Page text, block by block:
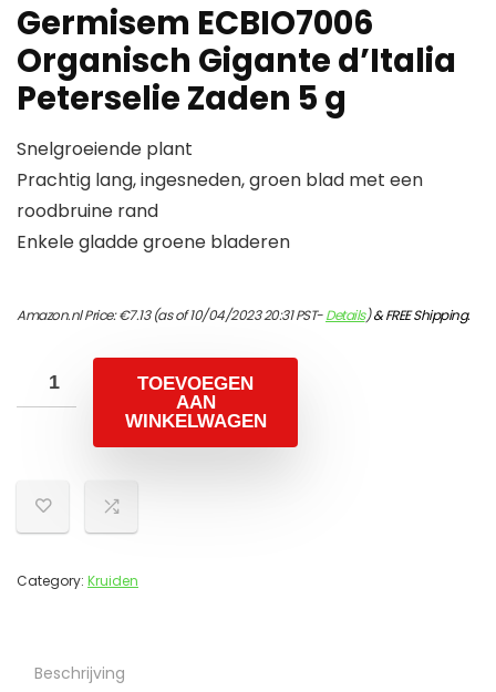
Germisem ECBIO7006
Organisch Gigante d’Italia
Peterselie Zaden 5 g
Snelgroeiende plant
Prachtig lang, ingesneden, groen blad met een
roodbruine rand
Enkele gladde groene bladeren
Amazon.nl Price:€7.13(as of 10/04/2023 20:31 PST-Details)&FREE Shipping.
TOEVOEGEN
AAN
WINKELWAGEN
Category: Kruiden
Beschrijving